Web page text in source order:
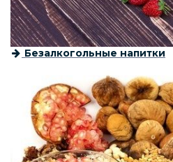
Безалкогольные напитки